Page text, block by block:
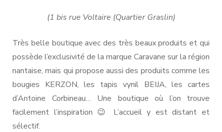
(1 bis rue Voltaire (Quartier Graslin)
Très belle boutique avec des très beaux produits et qui
possède l’exclusivité de la marque Caravane sur la région
nantaise, mais qui propose aussi des produits comme les
bougies KERZON, les tapis vynil BEIJA, les cartes
d’Antoine Corbineau… Une boutique où l’on trouve
facilement l’inspiration 😉 L’accueil y est distant et
sélectif.